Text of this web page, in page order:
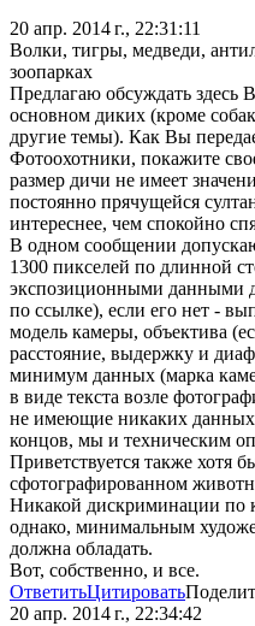
20 апр. 2014 г., 22:31:11
Волки, тигры, медведи,
зоопарках
Предлагаю обсуждать
основном диких (кроме
другие темы). Как Вы
Фотоохотники, покажите
размер дичи не имеет
постоянно прячущейся
интереснее, чем спокойно
В одном сообщении
1300 пикселей по длинной
экспозиционными данными
по ссылке), если его нет -
модель камеры, объектива
расстояние, выдержку и
минимум данных (марка
в виде текста возле
не имеющие никаких
концов, мы и техническим
Приветствуется также хотя
сфотографированном
Никакой дискриминации по
однако, минимальным
должна обладать.
Вот, собственно, и все.
ОтветитьЦитировать
20 апр. 2014 г., 22:34:42